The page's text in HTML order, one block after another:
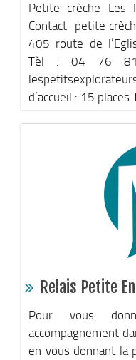
Montagne, Agriculture &
Guide des
Aide aux alpages
Stratégie
Appel à projet
Reconquête de
Projet
Aménagement du
Urbanisme ADS
Bornes pour
Mobilité
Petite crèche
Contact petite
405 route de
Tèl : 04 76 81
d’accueil : 15 places
Relais Petite
Pour vous
accompagnement
en vous donnant la